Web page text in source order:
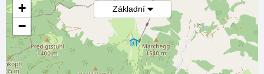
Základní
+
−